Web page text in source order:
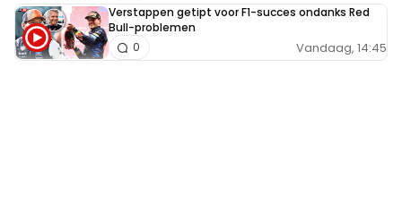
Verstappen getipt voor F1-succes ondanks Red
Bull-problemen
Vandaag, 14:45
0